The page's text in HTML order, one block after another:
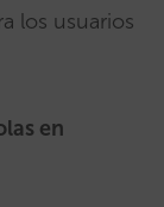
los usuarios
en